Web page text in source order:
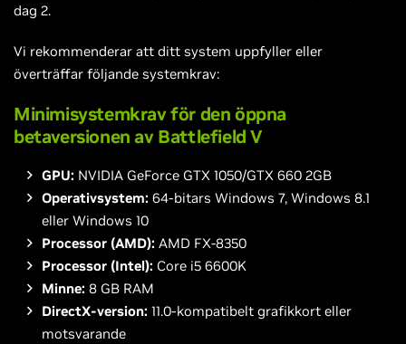
dag 2.
Vi rekommenderar att ditt system uppfyller eller
överträffar följande systemkrav:
Minimisystemkrav för den öppna
betaversionen av Battlefield V
GPU: NVIDIA GeForce GTX 1050/GTX 660 2GB
Operativsystem: 64-bitars Windows 7, Windows 8.1
eller Windows 10
Processor (AMD): AMD FX-8350
Processor (Intel): Core i5 6600K
Minne: 8 GB RAM
DirectX-version: 11.0-kompatibelt grafikkort eller
motsvarande